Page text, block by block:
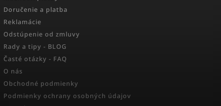
Doručenie a platba
Reklamácie
Odstúpenie od zmluvy
Rady a tipy - BLOG
Časté otázky - FAQ
O nás
Obchodné podmienky
Podmienky ochrany osobných údajov